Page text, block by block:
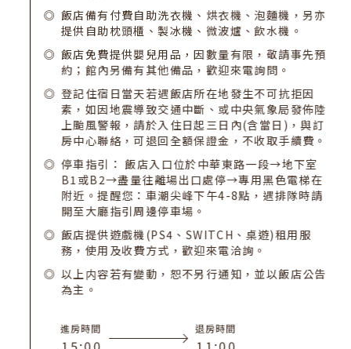
飯店備有付費自助洗衣機、烘衣機、泡麵機，另亦
提供自助枕頭櫃、製冰機、微波爐、飲水機。
飯店免費提供嬰兒用品，因數量有限，敬請事先預
約；館內另備有其他備品，歡迎來電詢問。
登記住宿日當天若遇飯店所在地發生不可抗拒因
素，如因地震導致交通中斷、或中央氣象局發佈陸
上颱風警報，請於入住日起三日內(含當日)，與訂
房中心聯絡，可退回全額保證金，不收取手續費。
停車指引： 飯店入口位於中華東路一段→地下室
B1或B2→盡量往離場出口處停→專用黑色電梯在
附近。提醒您：車潮尖峰下午4-8點，遇排隊時請
開至大廳指引周邊停車場。
飯店提供遊戲機(PS4、SWITCH、桌遊)租用服
務，使用及收費方式，歡迎來電洽詢。
以上内容若有變動，恕不另行通知，並以飯店公告
為主。
進房時間 退房時間